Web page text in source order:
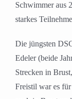
Schwimmer aus
starkes
Die jüngsten
Edeler (beide
Strecken in
Freistil war es